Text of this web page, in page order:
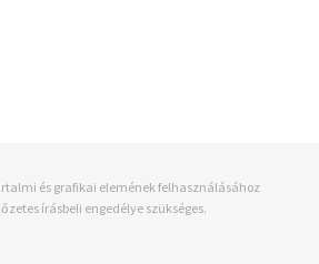
és grafikai elemének felhasználásához
írásbeli engedélye szükséges.